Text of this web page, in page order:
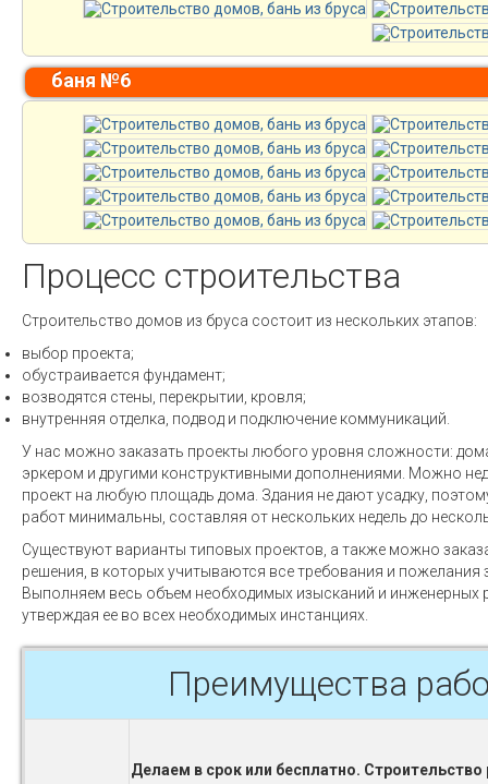
баня №6
Процесс строительства
Строительство домов из бруса состоит из нескольких этапов:
выбор проекта;
обустраивается фундамент;
возводятся стены, перекрытии, кровля;
внутренняя отделка, подвод и подключение коммуникаций.
У нас можно заказать проекты любого уровня сложности:
эркером и другими конструктивными дополнениями. Можно
проект на любую площадь дома. Здания не дают усадку,
работ минимальны, составляя от нескольких недель до
Существуют варианты типовых проектов, а также можно
решения, в которых учитываются все требования и пожелания
Выполняем весь объем необходимых изысканий и
утверждая ее во всех необходимых инстанциях.
Преимущества
Делаем в срок или бесплатно.